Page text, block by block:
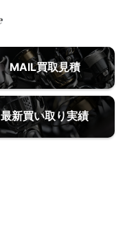
MAIL買取見積
最新買い取り実績